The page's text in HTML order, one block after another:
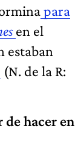
para
en el
estaban
(N. de la R:
de hacer en